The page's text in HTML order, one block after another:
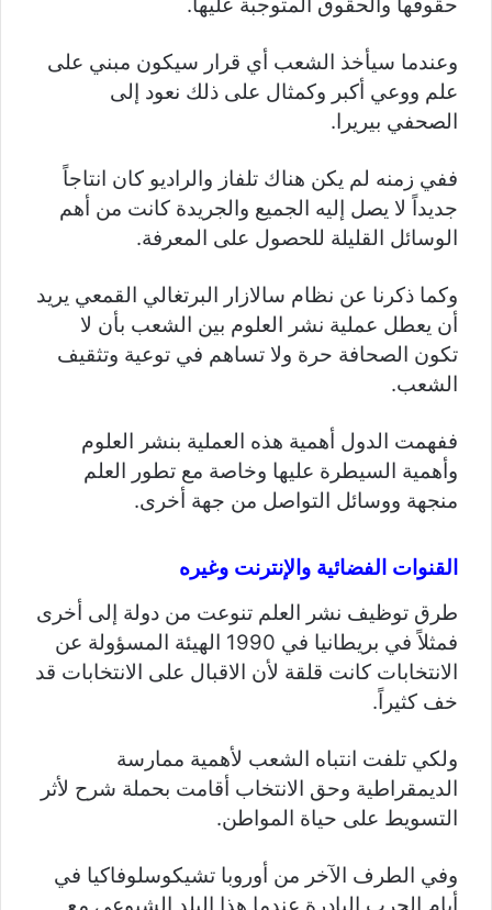
وعندما سيأخذ الشعب أي قرار سيكون مبني على
علم ووعي أكبر وكمثال على ذلك نعود إلى
الصحفي بيريرا.
ففي زمنه لم يكن هناك تلفاز والراديو كان انتاجاً
جديداً لا يصل إليه الجميع والجريدة كانت من أهم
الوسائل القليلة للحصول على المعرفة.
وكما ذكرنا عن نظام سالازار البرتغالي القمعي يريد
أن يعطل عملية نشر العلوم بين الشعب بأن لا
تكون الصحافة حرة ولا تساهم في توعية وتثقيف
الشعب.
ففهمت الدول أهمية هذه العملية بنشر العلوم
وأهمية السيطرة عليها وخاصة مع تطور العلم
منجهة ووسائل التواصل من جهة أخرى.
القنوات الفضائية والإنترنت وغيره
طرق توظيف نشر العلم تنوعت من دولة إلى أخرى
فمثلاً في بريطانيا في 1990 الهيئة المسؤولة عن
الانتخابات كانت قلقة لأن الاقبال على الانتخابات قد
خف كثيراً.
ولكي تلفت انتباه الشعب لأهمية ممارسة
الديمقراطية وحق الانتخاب أقامت بحملة شرح لأثر
التسويط على حياة المواطن.
وفي الطرف الآخر من أوروبا تشيكوسلوفاكيا في